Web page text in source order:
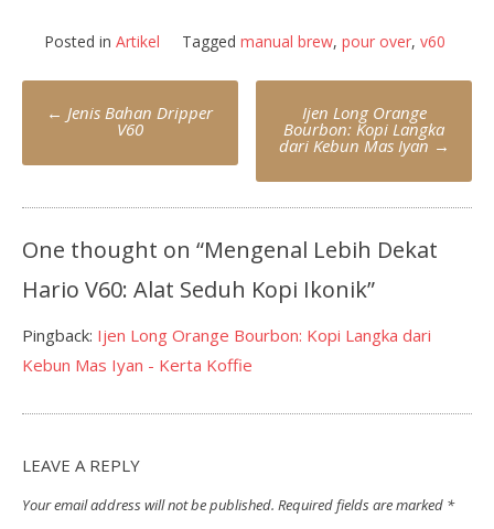
Posted in Artikel Tagged manual brew, pour over, v60
Post
navigation
← Jenis Bahan Dripper
V60
Ijen Long Orange
Bourbon: Kopi Langka
dari Kebun Mas Iyan →
One thought on “Mengenal Lebih Dekat
Hario V60: Alat Seduh Kopi Ikonik”
Pingback: Ijen Long Orange Bourbon: Kopi Langka dari
Kebun Mas Iyan - Kerta Koffie
LEAVE A REPLY
Your email address will not be published. Required fields are marked *